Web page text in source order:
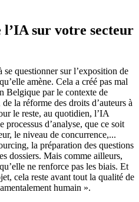
l’IA sur votre secteur
se questionner sur l’exposition de
amène. Cela a créé pas mal
Belgique par le contexte de
la réforme des droits d’auteurs à
le reste, au quotidien, l’IA
processus d’analyse, que ce soit
le niveau de concurrence,...
la préparation des questions
dossiers. Mais comme ailleurs,
ne renforce pas les biais. Et
cela reste avant tout la qualité de
humain ».